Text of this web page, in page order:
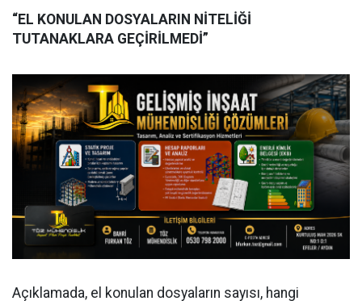
“EL KONULAN DOSYALARIN NİTELİĞİ
TUTANAKLARA GEÇİRİLMEDİ”
Açıklamada, el konulan dosyaların sayısı, hangi